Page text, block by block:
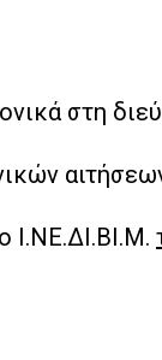
στη
Ι.ΝΕ.ΔΙ.ΒΙ.Μ.